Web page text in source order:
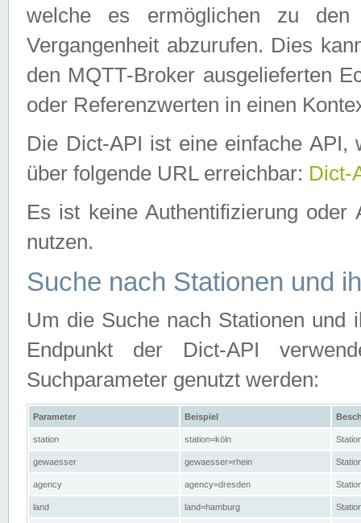
welche es ermöglichen zu den
Vergangenheit abzurufen. Dies
den MQTT-Broker ausgelieferten
oder Referenzwerten in einen
Die Dict-API ist eine einfache API,
über folgende URL erreichbar: Dict-
Es ist keine Authentifizierung
nutzen.
Suche nach Stationen und
Um die Suche nach Stationen und
Endpunkt der Dict-API
Suchparameter genutzt werden:
Parameter Beispiel
station station=köln
gewaesser gewaesser=rhein
agency agency=dresden
land land=hamburg